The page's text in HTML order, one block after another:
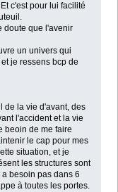
c'est pour lui facilité
doute que l'avenir
un univers qui
je ressens bcp de
de la vie d'avant, des
l'accident et la vie
beoin de me faire
le cap pour mes
situation, et je
les structures sont
besoin pas dans 6
à toutes les portes.